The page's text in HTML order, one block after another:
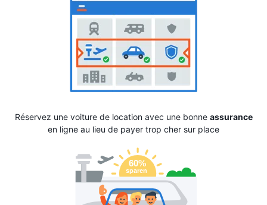
Réservez une voiture de location avec une bonne assurance
en ligne au lieu de payer trop cher sur place